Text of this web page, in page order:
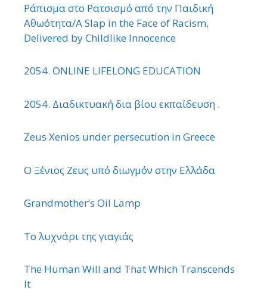
Ράπισμα στο Ρατσισμό από την Παιδική
Αθωότητα/A Slap in the Face of Racism,
Delivered by Childlike Innocence
2054. ONLINE LIFELONG EDUCATION
2054. Διαδικτυακή δια βίου εκπαίδευση .
Zeus Xenios under persecution in Greece
Ο Ξένιος Ζευς υπό διωγμόν στην Ελλάδα
Grandmother’s Oil Lamp
Το λυχνάρι της γιαγιάς
The Human Will and That Which Transcends
It